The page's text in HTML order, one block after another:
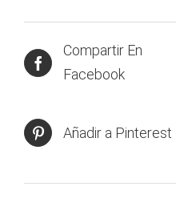
Compartir En
Facebook
Añadir a Pinterest